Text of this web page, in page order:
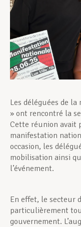
Actualités
Les déléguées de la
» ont rencontré la
Cette réunion avait
manifestation
occasion, les
mobilisation ainsi
l’événement.
En effet, le secteur
particulièrement
gouvernement.